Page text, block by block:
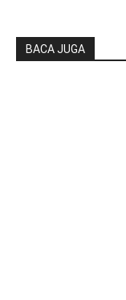
BACA JUGA